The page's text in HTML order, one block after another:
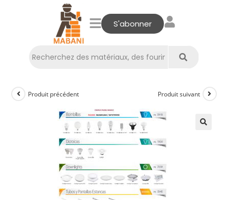
S'abonner
Produit précédent Produit suivant